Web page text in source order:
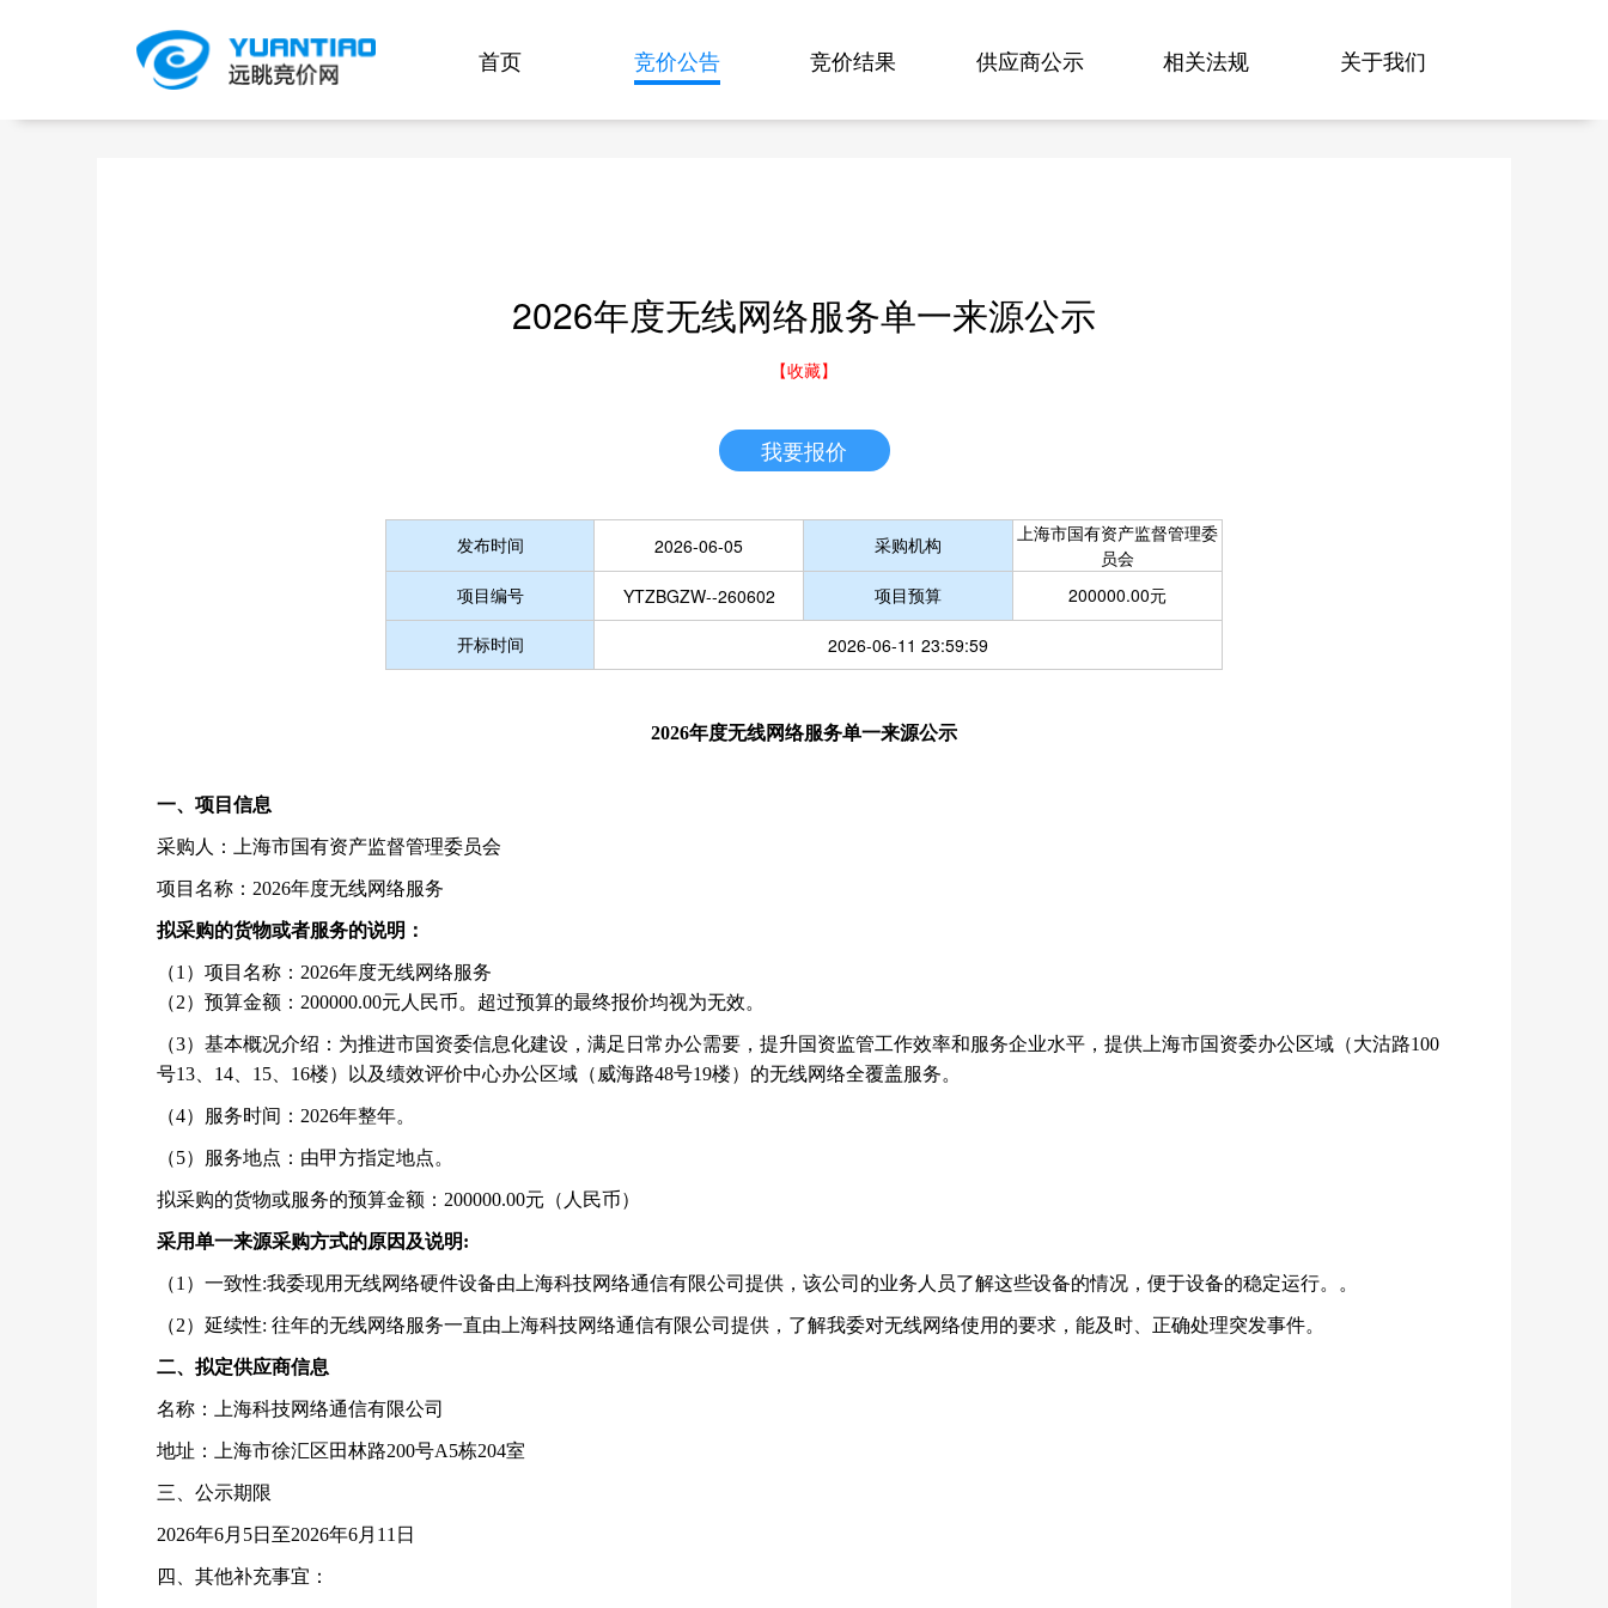
首页 竞价公告 竞价结果 供应商公示 相关法规 关于我们
2026年度无线网络服务单一来源公示
【收藏】
我要报价
发布时间 2026-06-05 采购机构
上海市国有资产监督管理委
员会
项目编号
YTZBGZW--260602 项目预算 200000.00元
开标时间 2026-06-11 23:59:59
2026年度无线网络服务单一来源公示
一、项目信息
采购人：上海市国有资产监督管理委员会
项目名称：2026年度无线网络服务
拟采购的货物或者服务的说明：
（1）项目名称： 2026年度无线网络服务
（2）预算金额： 200000.00元人民币。超过预算的最终报价均视为无效。
（3）基本概况介绍：为推进市国资委信息化建设，满足日常办公需要，提升国资监管工作效率和服务企业水平，提供上海市国资委办公区域（大沽路100
号13、14、15、16楼）以及绩效评价中心办公区域（威海路48号19楼）的无线网络全覆盖服务。
（4）服务时间：2026年整年。
（5）服务地点：由甲方指定地点。
拟采购的货物或服务的预算金额：200000.00元（人民币）
采用单一来源采购方式的原因及说明:
（1）一致性:我委现用无线网络硬件设备由上海科技网络通信有限公司提供，该公司的业务人员了解这些设备的情况，便于设备的稳定运行。。
（2）延续性: 往年的无线网络服务一直由上海科技网络通信有限公司提供，了解我委对无线网络使用的要求，能及时、正确处理突发事件。
二、拟定供应商信息
名称：上海科技网络通信有限公司
地址：上海市徐汇区田林路200号A5栋204室
三、公示期限
2026年6月5日至2026年6月11日
四、其他补充事宜：